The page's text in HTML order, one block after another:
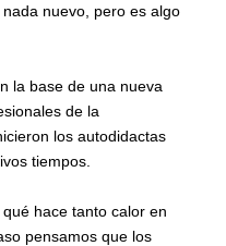
nuevo, pero es algo
la base de una nueva
de la
los autodidactas
tiempos.
hace tanto calor en
pensamos que los